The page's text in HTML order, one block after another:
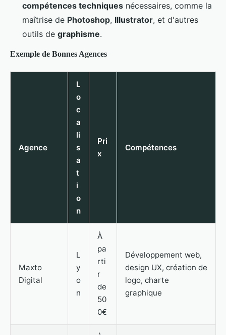
compétences techniques nécessaires, comme la
maîtrise de Photoshop, Illustrator, et d'autres
outils de graphisme.
Exemple de Bonnes Agences
Agence
L
o
c
a
li
s
a
t
i
o
n
Pri
x
Compétences
Maxto
Digital
L
y
o
n
À
pa
rti
r
de
50
0€
Développement web,
design UX, création de
logo, charte
graphique